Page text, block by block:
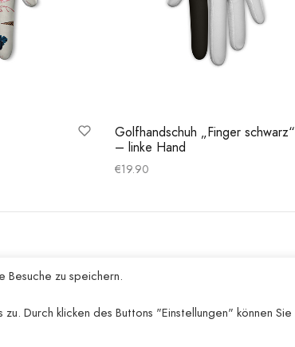
Golfhandschuh „Finger schwarz“
– linke Hand
€19.90
Besuche zu speichern.
Durch klicken des Buttons "Einstellungen" können Sie